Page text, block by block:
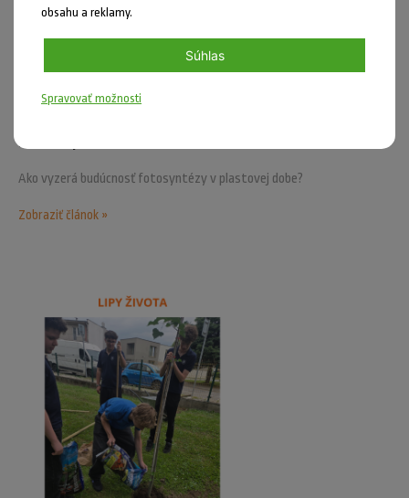
Uverejnil: Anna Uhrinová dňa 21.07.2026
Zelená v pasci
Ako vyzerá budúcnosť fotosyntézy v plastovej dobe?
Zobraziť článok »
obsahu a reklamy.
Súhlas
Spravovať možnosti